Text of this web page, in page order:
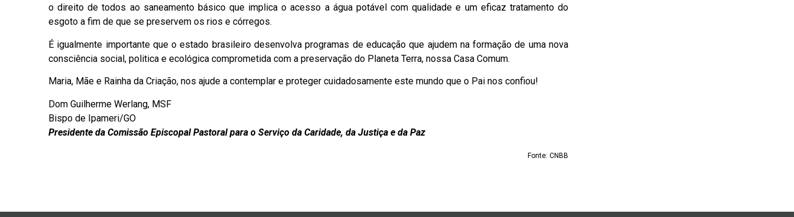
o direito de todos ao saneamento básico que implica o acesso a água potável com qualidade e um eficaz tratamento do
esgoto a fim de que se preservem os rios e córregos.
É igualmente importante que o estado brasileiro desenvolva programas de educação que ajudem na formação de uma nova
consciência social, politica e ecológica comprometida com a preservação do Planeta Terra, nossa Casa Comum.
Maria, Mãe e Rainha da Criação, nos ajude a contemplar e proteger cuidadosamente este mundo que o Pai nos confiou!
Dom Guilherme Werlang, MSF
Bispo de Ipameri/GO
Presidente da Comissão Episcopal Pastoral para o Serviço da Caridade, da Justiça e da Paz
Fonte: CNBB